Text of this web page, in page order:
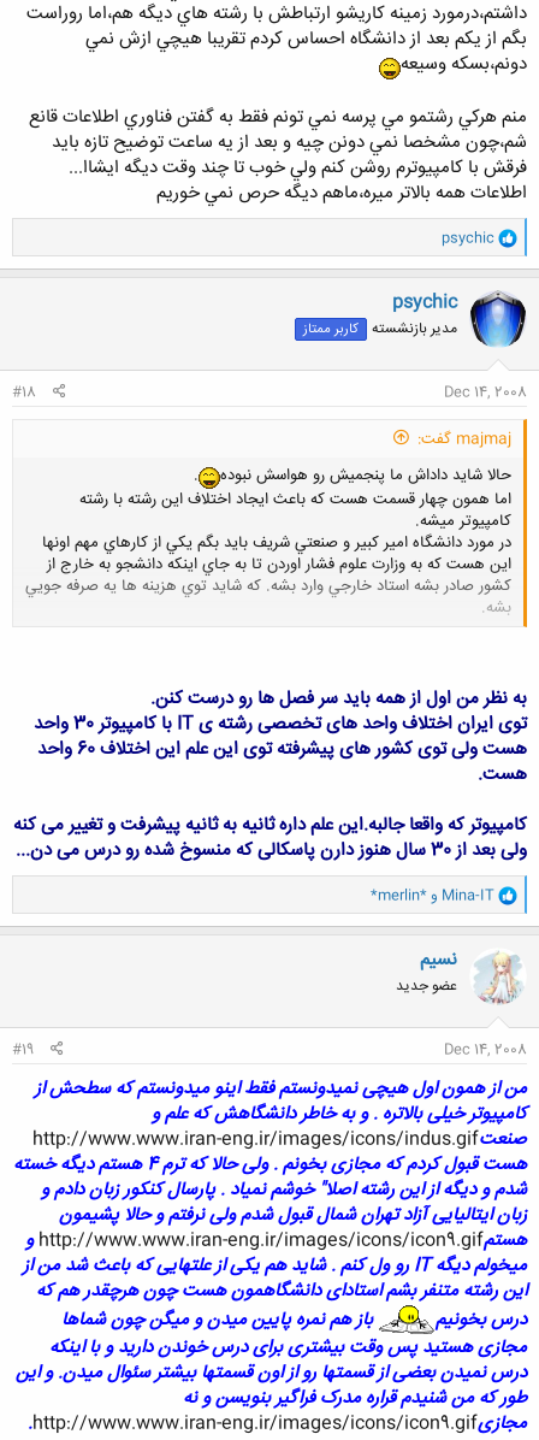
داشتم،درمورد زمينه كاريشو ارتباطش با رشته هاي ديگه هم،اما روراست
بگم از يكم بعد از دانشگاه احساس كردم تقريبا هيچي ازش نمي
دونم،بسكه وسيعه
منم هركي رشتمو مي پرسه نمي تونم فقط به گفتن فناوري اطلاعات قانع
شم،چون مشخصا نمي دونن چيه و بعد از يه ساعت توضيح تازه بايد
فرقش با كامپيوترم روشن كنم ولي خوب تا چند وقت ديگه ايشاا...
اطلاعات همه بالاتر ميره،ماهم ديگه حرص نمي خوريم
و
ا
ک
ن
ش
ه
ا
psychic
psychic
مدیر بازنشسته کاربر ممتاز
Dec 14, 2008
#18
majmaj گفت:
حالا شايد داداش ما پنجميش رو هواسش نبوده
.
اما همون چهار قسمت هست كه باعث ايجاد اختلاف اين رشته با رشته
كامپيوتر ميشه.
در مورد دانشگاه امير كبير و صنعتي شريف بايد بگم يكي از كارهاي مهم اونها
اين هست كه به وزارت علوم فشار اوردن تا به جاي اينكه دانشجو به خارج از
كشور صادر بشه استاد خارجي وارد بشه. كه شايد توي هزينه ها يه صرفه جويي
بشه.
به نظر من اول از همه باید سر فصل ها رو درست کنن.
توی ایران اختلاف واحد های تخصصی رشته ی IT با کامپیوتر 30 واحد
هست ولی توی کشور های پیشرفته توی این علم این اختلاف 60 واحد
هست.
کامپیوتر که واقعا جالبه.این علم داره ثانیه به ثانیه پیشرفت و تغییر می کنه
ولی بعد از 30 سال هنوز دارن پاسکالی که منسوخ شده رو درس می دن...
و
ا
ک
ن
ش
ه
ا
Mina-IT و*merlin*
نسیم
عضو جدید
Dec 14, 2008
#19
من از همون اول هیچی نمیدونستم فقط اینو میدونستم که سطحش از
کامپیوتر خیلی بالاتره . و به خاطر دانشگاهش که علم و
صنعتhttp://www.www.iran-eng.ir/images/icons/indus.gif
هست قبول کردم که مجازی بخونم . ولی حالا که ترم 4 هستم دیگه خسته
شدم و دیگه از این رشته اصلا" خوشم نمیاد . پارسال کنکور زبان دادم و
زبان ایتالیایی آزاد تهران شمال قبول شدم ولی نرفتم و حالا پشیمون
هستمhttp://www.www.iran-eng.ir/images/icons/icon9.gifو
میخولم دیگه IT رو ول کنم . شاید هم یکی از علتهایی که باعث شد من از
این رشته متنفر بشم استادای دانشگاهمون هست چون هرچقدر هم که
درس بخونیم
باز هم نمره پایین میدن و میگن چون شماها
مجازی هستید پس وقت بیشتری برای درس خوندن دارید و با اینکه
درس نمیدن بعضی از قسمتها رو از اون قسمتها بیشتر سئوال میدن.و این
طور که من شنیدم قراره مدرک فراگیر بنویسن و نه
مجازیhttp://www.www.iran-eng.ir/images/icons/icon9.gif
.